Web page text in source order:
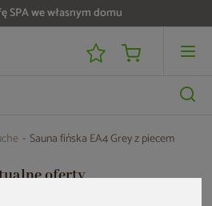
SPA we własnym domu
Sauna fińska EA4 Grey z piecem
oferty